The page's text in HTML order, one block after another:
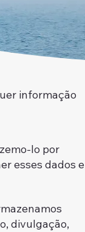
informação
lo por
esses dados e
divulgação,